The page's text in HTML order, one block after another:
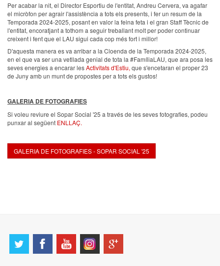
Per acabar la nit, el Director Esportiu de l'entitat, Andreu Cervera, va agafar
el micròfon per agrair l'assistència a tots els presents, i fer un resum de la
Temporada 2024-2025, posant en valor la feina feta i el gran Staff Tècnic de
l'entitat, encoratjant a tothom a seguir treballant molt per poder continuar
creixent i fent que el LAU sigui cada cop més fort i millor!
D'aquesta manera es va arribar a la Cloenda de la Temporada 2024-2025,
en el que va ser una vetllada genial de tota la #FamíliaLAU, que ara posa les
seves energies a encarar lesActivitats d'Estiu, que s'encetaran el proper 23
de Juny amb un munt de propostes per a tots els gustos!
GALERIA DE FOTOGRAFIES
Si voleu reviure el Sopar Social '25 a través de les seves fotografies, podeu
punxar al següent ENLLAÇ.
GALERIA DE FOTOGRAFIES - SOPAR SOCIAL '25